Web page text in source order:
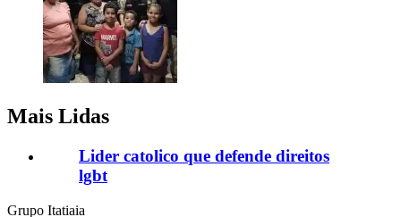
Mais Lidas
Lider catolico que defende direitos
lgbt
Grupo Itatiaia